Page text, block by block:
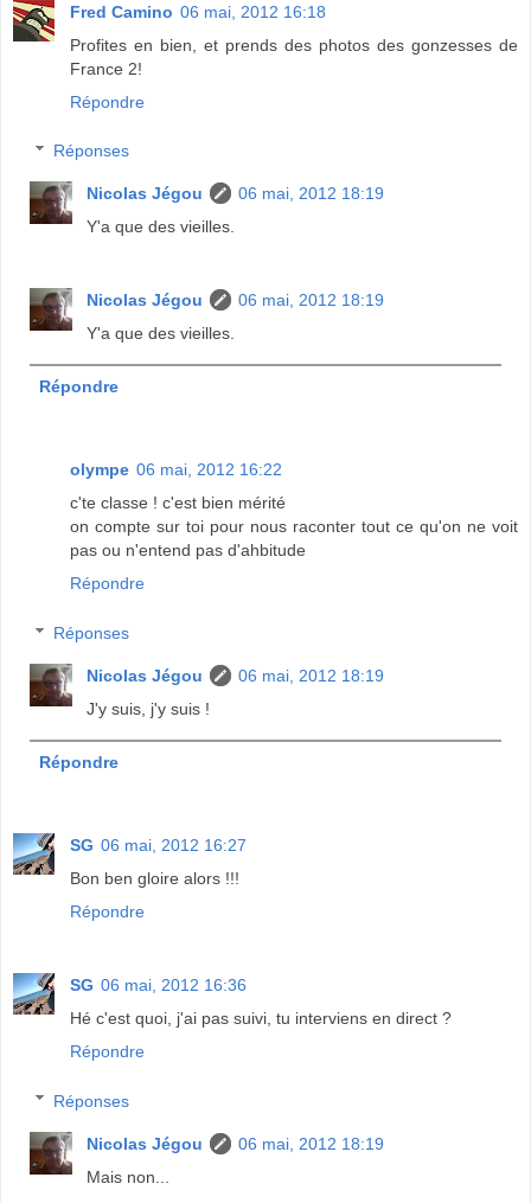
Fred Camino 06 mai, 2012 16:18
Profites en bien, et prends des photos des gonzesses de
France 2!
Répondre
Réponses
Nicolas Jégou
06 mai, 2012 18:19
Y'a que des vieilles.
Nicolas Jégou
06 mai, 2012 18:19
Y'a que des vieilles.
Répondre
olympe 06 mai, 2012 16:22
c'te classe ! c'est bien mérité
on compte sur toi pour nous raconter tout ce qu'on ne voit
pas ou n'entend pas d'ahbitude
Répondre
Réponses
Nicolas Jégou
06 mai, 2012 18:19
J'y suis, j'y suis !
Répondre
SG 06 mai, 2012 16:27
Bon ben gloire alors !!!
Répondre
SG 06 mai, 2012 16:36
Hé c'est quoi, j'ai pas suivi, tu interviens en direct ?
Répondre
Réponses
Nicolas Jégou
06 mai, 2012 18:19
Mais non...